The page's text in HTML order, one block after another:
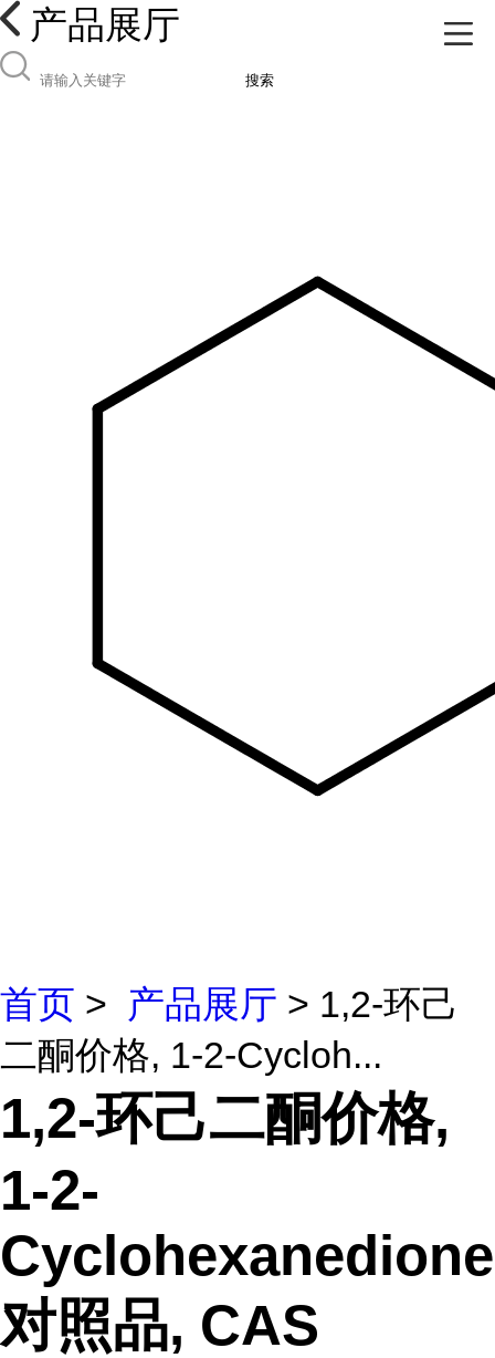
产品展厅
搜索
首页 > 产品展厅 > 1,2-环己
二酮价格, 1-2-Cycloh...
1,2-环己二酮价格,
1-2-
Cyclohexanedione
对照品, CAS